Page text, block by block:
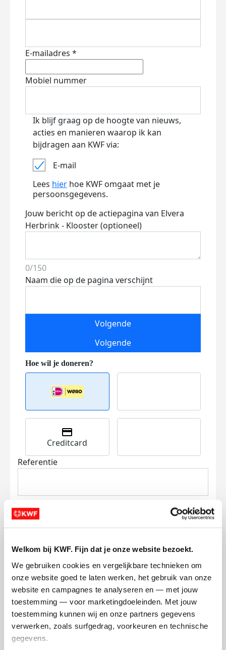
Welkom bij KWF. Fijn dat je onze website bezoekt.
We gebruiken cookies en vergelijkbare technieken om
onze website goed te laten werken, het gebruik van onze
website en campagnes te analyseren en — met jouw
toestemming — voor marketingdoeleinden. Met jouw
toestemming kunnen wij en onze partners gegevens
verwerken, zoals surfgedrag, voorkeuren en technische
gegevens.
E-mailadres *
Mobiel nummer
Ik blijf graag op de hoogte van nieuws,
acties en manieren waarop ik kan
bijdragen aan KWF via:
E-mail
Lees hier hoe KWF omgaat met je
persoonsgegevens.
Jouw bericht op de actiepagina van Elvera
Herbrink - Klooster (optioneel)
0/150
Naam die op de pagina verschijnt
Volgende
Volgende
Creditcard
Referentie
Ik wil bijdragen aan de transactiekosten
en betaal €0.75 extra.
Doneer nu